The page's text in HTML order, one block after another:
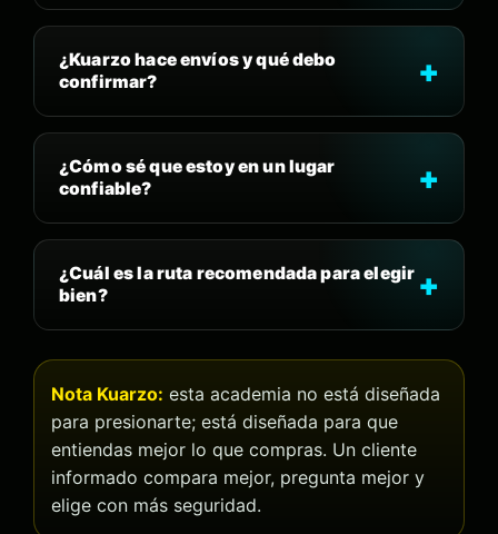
¿Kuarzo hace envíos y qué debo
confirmar?
¿Cómo sé que estoy en un lugar
confiable?
¿Cuál es la ruta recomendada para elegir
bien?
Nota Kuarzo: esta academia no está diseñada
para presionarte; está diseñada para que
entiendas mejor lo que compras. Un cliente
informado compara mejor, pregunta mejor y
elige con más seguridad.